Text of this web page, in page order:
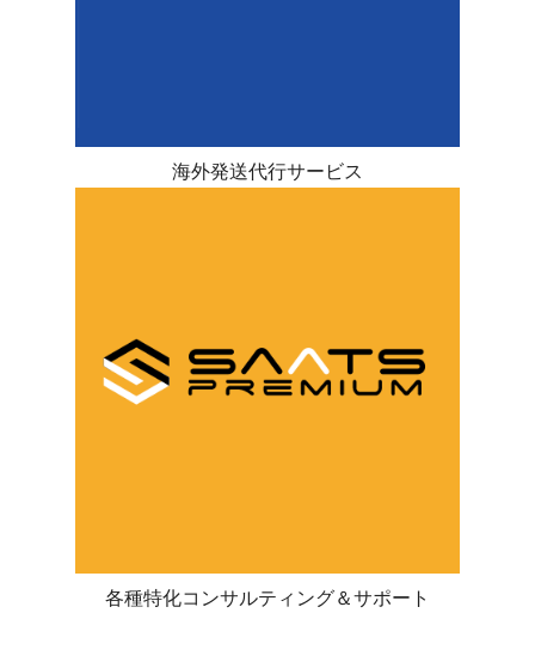
海外発送代行サービス
各種特化コンサルティング＆サポート